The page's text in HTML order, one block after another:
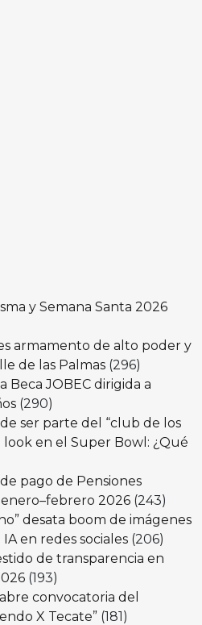
y Semana Santa 2026
armamento de alto poder y
de las Palmas (296)
Beca JOBEC dirigida a
(290)
ser parte del “club de los
look en el Super Bowl: ¿Qué
pago de Pensiones
2026 (243)
desata boom de imágenes
en redes sociales (206)
de transparencia en
(193)
convocatoria del
X Tecate” (181)